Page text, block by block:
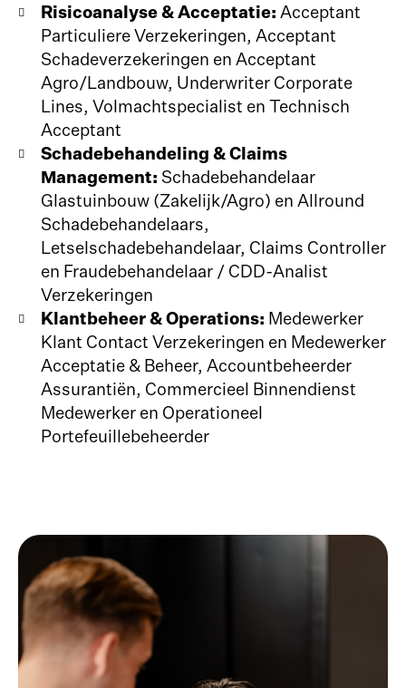
Risicoanalyse & Acceptatie: Acceptant
Particuliere Verzekeringen, Acceptant
Schadeverzekeringen en Acceptant
Agro/Landbouw, Underwriter Corporate
Lines, Volmachtspecialist en Technisch
Acceptant
Schadebehandeling & Claims
Management: Schadebehandelaar
Glastuinbouw (Zakelijk/Agro) en Allround
Schadebehandelaars,
Letselschadebehandelaar, Claims Controller
en Fraudebehandelaar / CDD-Analist
Verzekeringen
Klantbeheer & Operations: Medewerker
Klant Contact Verzekeringen en Medewerker
Acceptatie & Beheer, Accountbeheerder
Assurantiën, Commercieel Binnendienst
Medewerker en Operationeel
Portefeuillebeheerder